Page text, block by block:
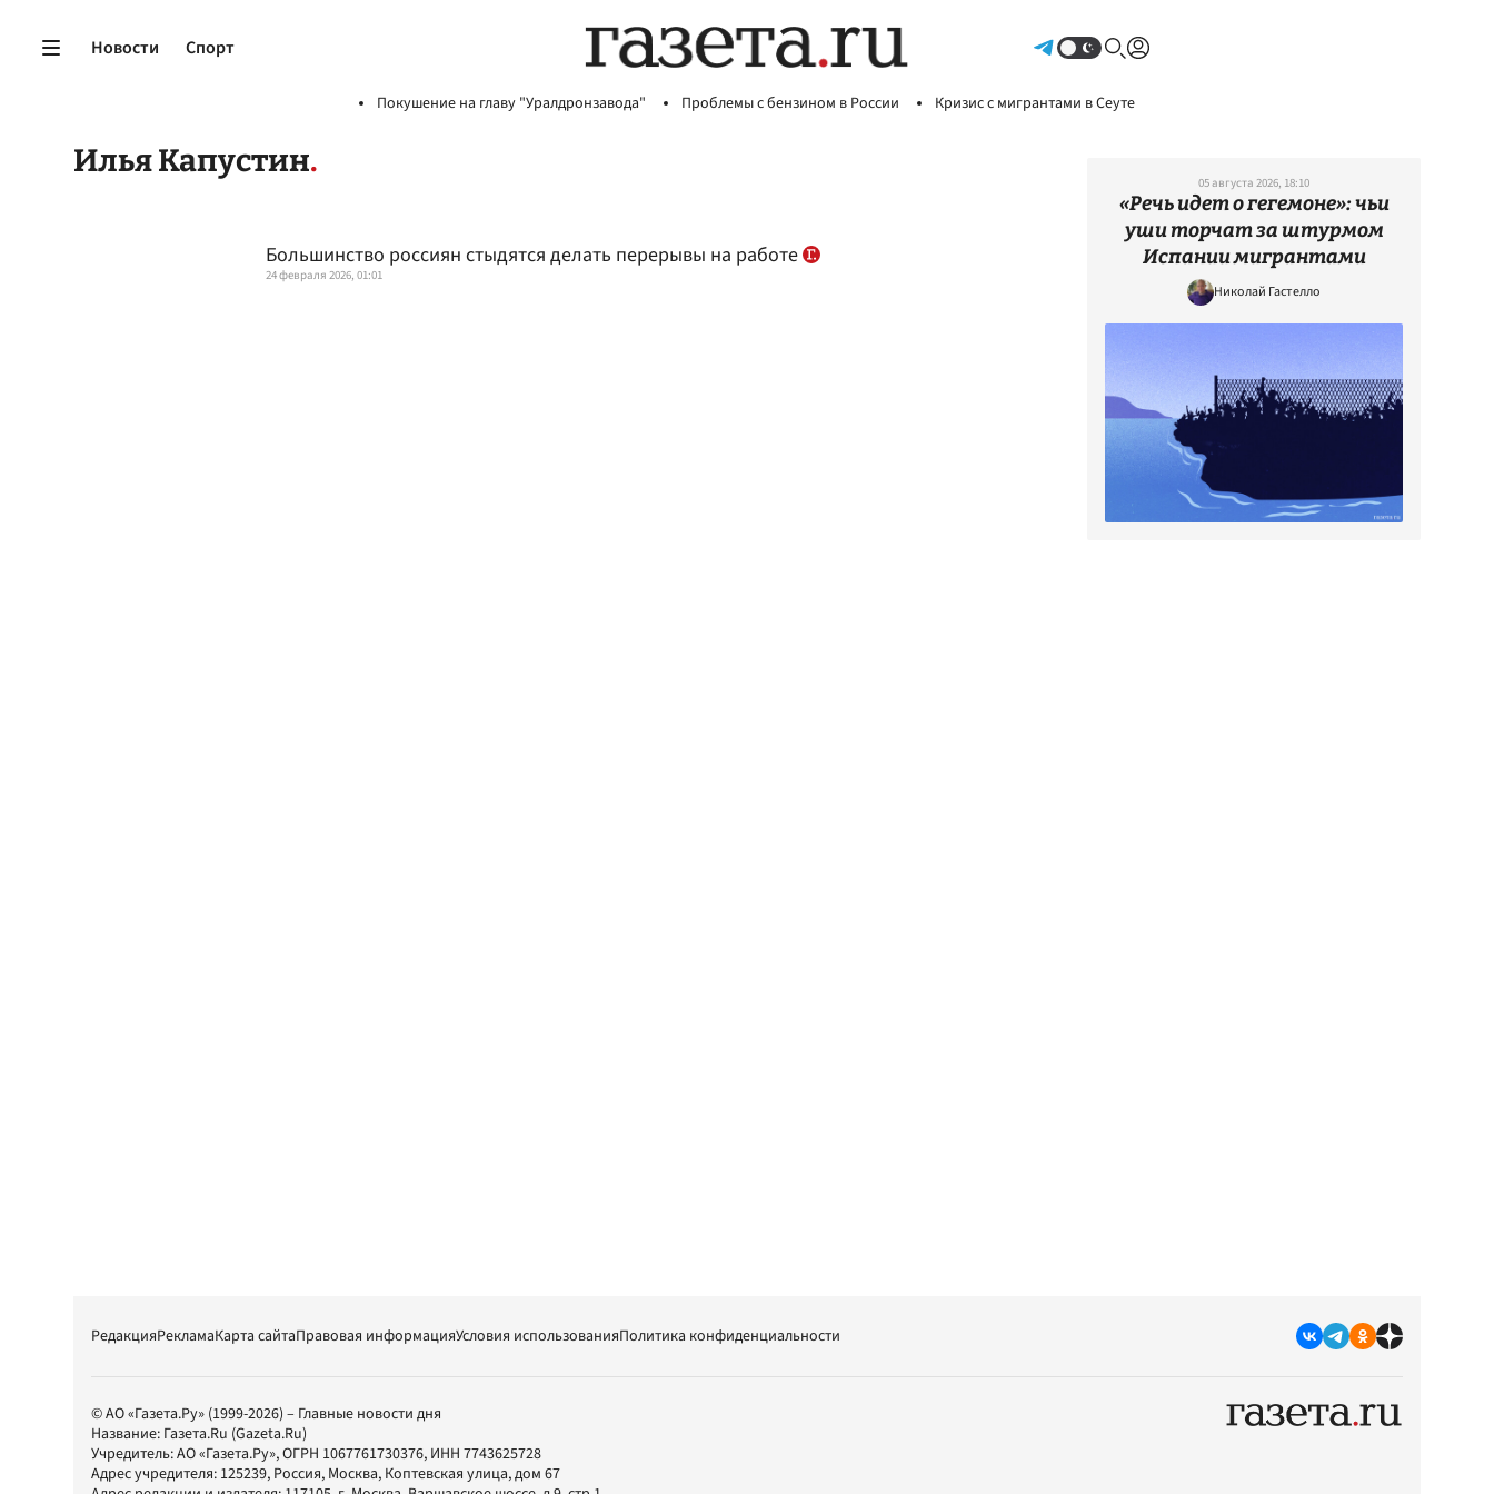
Новости Спорт
Покушение на главу "Уралдронзавода" Проблемы с бензином в России Кризис с мигрантами в Сеуте
Илья Капустин
Большинство россиян стыдятся делать перерывы на работе
24 февраля 2026, 01:01
05 августа 2026, 18:10
«Речь идет о гегемоне»: чьи
уши торчат за штурмом
Испании мигрантами
Николай Гастелло
РедакцияРекламаКарта сайтаПравовая информацияУсловия использованияПолитика конфиденциальности
© АО «Газета.Ру» (1999-2026) – Главные новости дня
Название: Газета.Ru (Gazeta.Ru)
Учредитель:АО «Газета.Ру», ОГРН 1067761730376, ИНН 7743625728
Адрес учредителя: 125239, Россия, Москва, Коптевская улица, дом 67